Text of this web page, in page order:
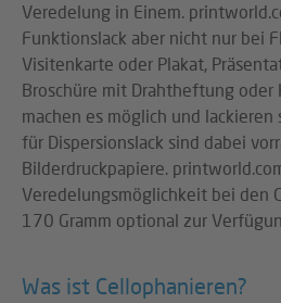
Veredelung in Einem.
Funktionslack aber nicht nur bei
Visitenkarte oder Plakat,
Broschüre mit Drahtheftung oder
machen es möglich und
für Dispersionslack sind dabei
Bilderdruckpapiere.
Veredelungsmöglichkeit bei den
170 Gramm optional zur
Was ist Cellophanieren?